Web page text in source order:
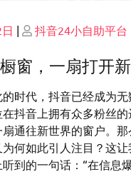
| Posted
抖音24小自助平台
窗，一扇打开
时代，抖音已经成为无
抖音上拥有众多粉丝
通往新世界的窗户。
何如此引人注目？这
到的一句话：“在信息